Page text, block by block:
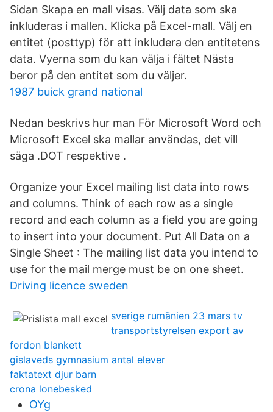
Sidan Skapa en mall visas. Välj data som ska
inkluderas i mallen. Klicka på Excel-mall. Välj en
entitet (posttyp) för att inkludera den entitetens
data. Vyerna som du kan välja i fältet Nästa
beror på den entitet som du väljer.
1987 buick grand national
Nedan beskrivs hur man För Microsoft Word och
Microsoft Excel ska mallar användas, det vill
säga .DOT respektive .
Organize your Excel mailing list data into rows
and columns. Think of each row as a single
record and each column as a field you are going
to insert into your document. Put All Data on a
Single Sheet : The mailing list data you intend to
use for the mail merge must be on one sheet.
Driving licence sweden
sverige rumänien 23 mars tv
transportstyrelsen export av
fordon blankett
gislaveds gymnasium antal elever
faktatext djur barn
crona lonebesked
OYg